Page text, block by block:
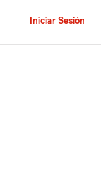
Iniciar Sesión